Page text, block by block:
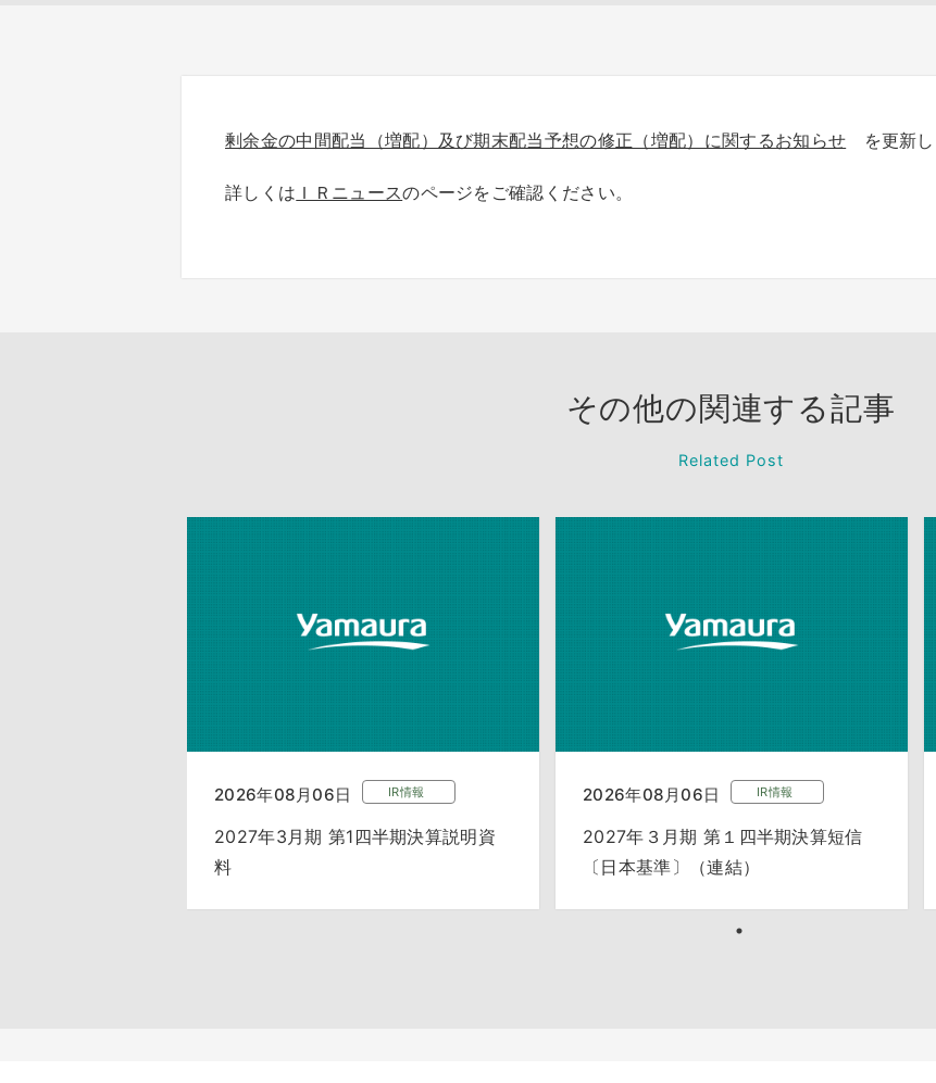
剰余金の中間配当（増配）及び期末配当予想の修正（増配）に関するお知らせ を更新し
詳しくは ＩＲニュースのページをご確認ください。
その他の関連する記事
Related Post
2026年08月06日 IR情報
2027年3月期 第1四半期決算説明資
料
2026年08月06日 IR情報
2027年３月期 第１四半期決算短信
〔日本基準〕（連結）